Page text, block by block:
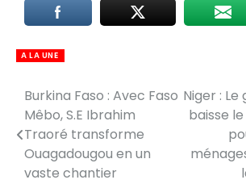
A LA UNE
Navigation
de
l’article
Burkina Faso : Avec Faso
Mêbo, S.E Ibrahim
Traoré transforme
Ouagadougou en un
vaste chantier
Niger :
baisse